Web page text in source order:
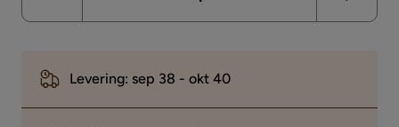
Levering: sep 38 - okt 40